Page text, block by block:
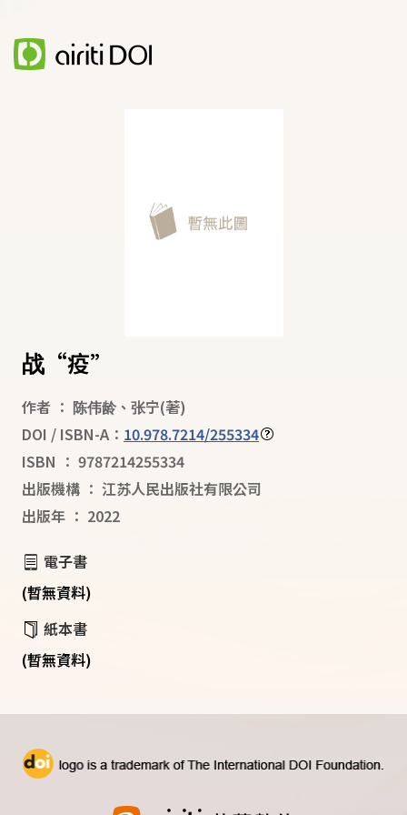
战“疫”
作者 ： 陈伟龄 、 张宁(著)
DOI / ISBN-A： 10.978.7214/255334
ISBN ： 9787214255334
出版機構 ： 江苏人民出版社有限公司
出版年 ： 2022
電子書
(暫無資料)
紙本書
(暫無資料)